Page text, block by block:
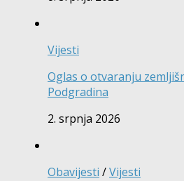
Vijesti
Oglas o otvaranju
Podgradina
2. srpnja 2026
Obavijesti /Vijesti